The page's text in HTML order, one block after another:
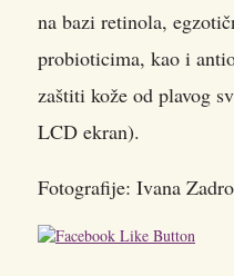
na bazi retinola,
probioticima, kao i
zaštiti kože od plavog
LCD ekran).
Fotografije: Ivana Zadro